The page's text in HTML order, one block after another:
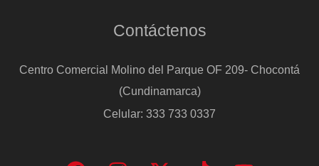
Contáctenos
Centro Comercial Molino del Parque OF 209- Chocontá
(Cundinamarca)
Celular: 333 733 0337